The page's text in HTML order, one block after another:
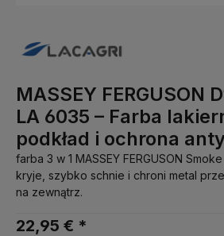
MASSEY FERGUSON
LA 6035 – Farba
podkład i ochrona
farba 3 w 1 MASSEY FERGUSON
kryje, szybko schnie i chroni metal
na zewnątrz.
22,95 € *